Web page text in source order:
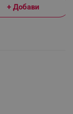
+ Добави